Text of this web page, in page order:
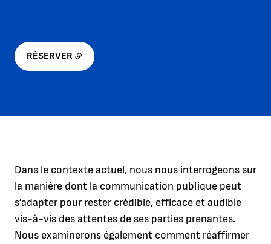
RÉSERVER
Dans le contexte actuel, nous nous interrogeons sur
la manière dont la communication publique peut
s’adapter pour rester crédible, efficace et audible
vis-à-vis des attentes de ses parties prenantes.
Nous examinerons également comment réaffirmer